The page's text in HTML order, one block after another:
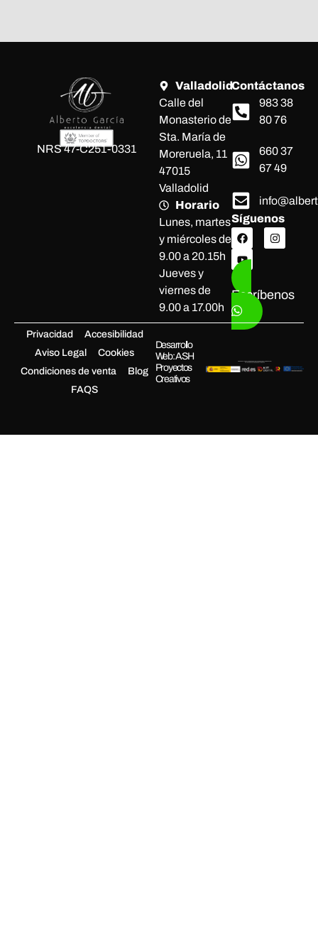
NRS 47-C251-0331
Valladolid
Calle del
Monasterio de
Sta. María de
Moreruela, 11
47015
Valladolid
Horario
Lunes, martes
y miércoles de
9.00 a 20.15h
Jueves y
viernes de
9.00 a 17.00h
Contáctanos
983 38
80 76
660 37
67 49
Síguenos
Escríbenos
Privacidad
Accesibilidad
Aviso Legal
Cookies
Condiciones de venta
Blog
FAQS
Desarrollo
Web: ASH
Proyectos
Creativos